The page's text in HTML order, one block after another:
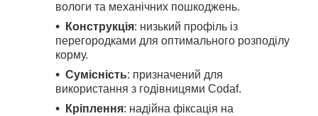
вологи та механічних пошкоджень.
Конструкція: низький профіль із
перегородками для оптимального розподілу
корму.
Сумісність: призначений для
використання з годівницями Codaf.
Кріплення: надійна фіксація на